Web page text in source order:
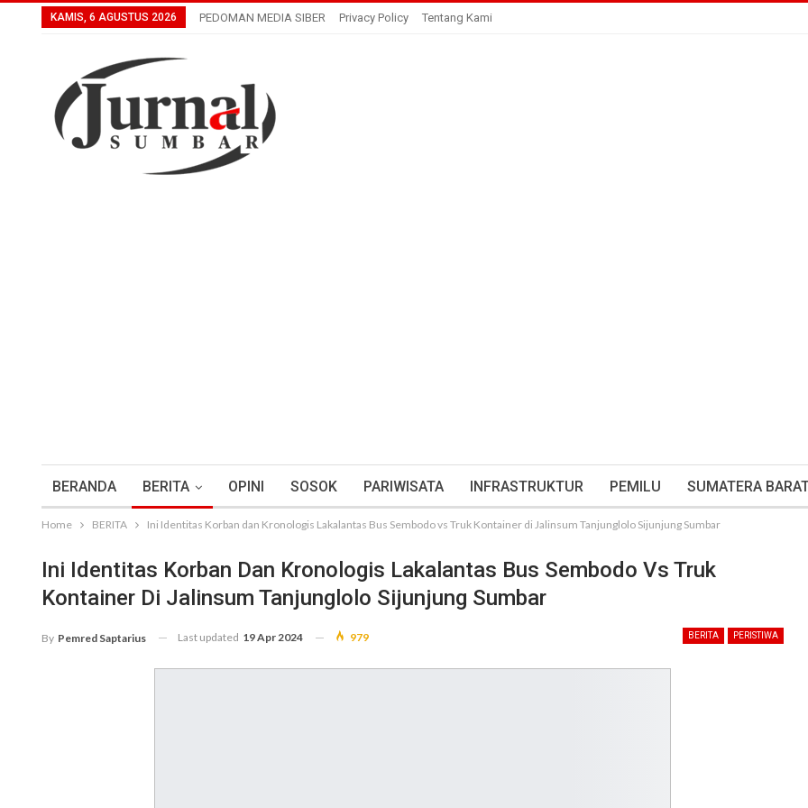
KAMIS, 6 AGUSTUS 2026 PEDOMAN MEDIA SIBER Privacy Policy Tentang Kami
BERANDA BERITA OPINI SOSOK PARIWISATA INFRASTRUKTUR PEMILU SUMATERA
Home BERITA Ini Identitas Korban dan Kronologis Lakalantas Bus Sembodo vs Truk Kontainer di Jalinsum Tanjunglolo Sijunjung Sumbar
Ini Identitas Korban Dan Kronologis Lakalantas Bus Sembodo Vs Truk
Kontainer Di Jalinsum Tanjunglolo Sijunjung Sumbar
BERITA PERISTIWA
By Pemred Saptarius Last updated 19 Apr 2024 979